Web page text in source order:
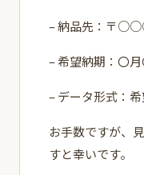
– 納品先：
– 希望納期：〇月
– データ形式：
お手数ですが、
すと幸いです。